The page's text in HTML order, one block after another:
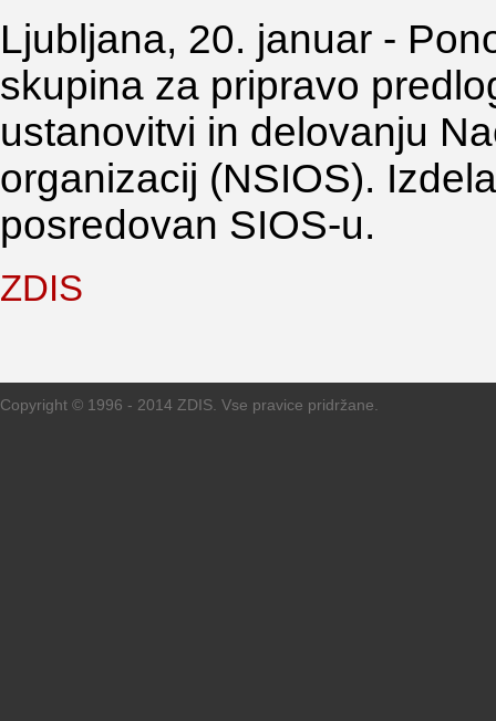
Ljubljana, 20. januar -
skupina za pripravo
ustanovitvi in delovanju
organizacij (NSIOS).
posredovan SIOS-u.
ZDIS
Copyright © 1996 - 2014 ZDIS. Vse pravice pridržane.